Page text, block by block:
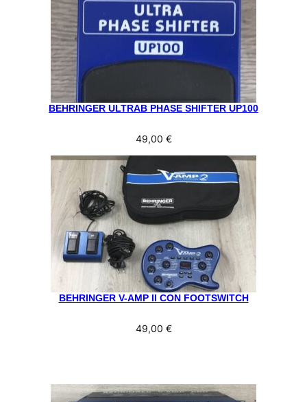
BEHRINGER ULTRAB PHASE SHIFTER UP100
49,00 €
BEHRINGER V-AMP II CON FOOTSWITCH
49,00 €